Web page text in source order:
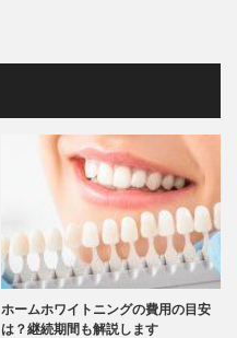
ホームホワイトニングの費用の目安
は？継続期間も解説します